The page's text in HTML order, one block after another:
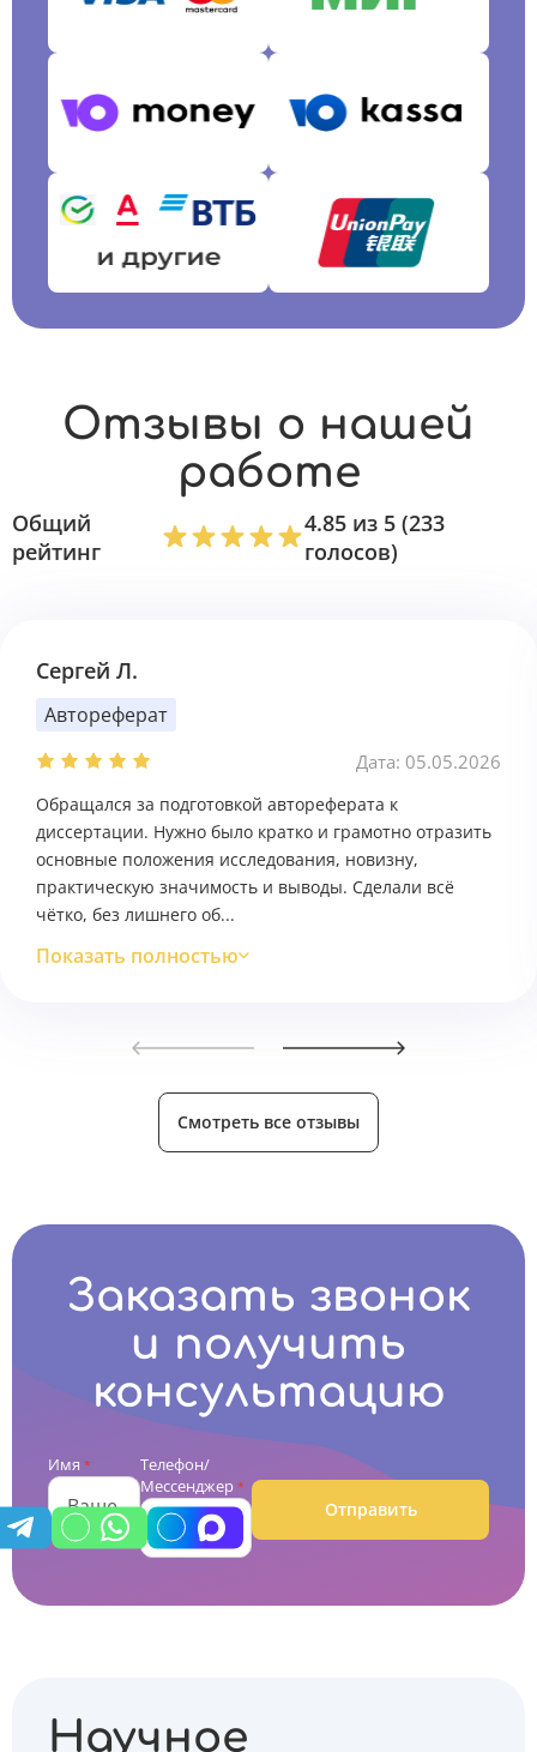
Отзывы о нашей
работе
Общий
рейтинг
4.85 из 5 (233
голосов)
Сергей Л.
Автореферат
Дата: 05.05.2026
Обращался за подготовкой автореферата к
диссертации. Нужно было кратко и грамотно отразить
основные положения исследования, новизну,
практическую значимость и выводы. Сделали всё
чётко, без лишнего об...
Показать полностью
Смотреть все отзывы
Заказать звонок
и получить
консультацию
Имя *
Телефон/
Мессенджер *
Отправить
Научное